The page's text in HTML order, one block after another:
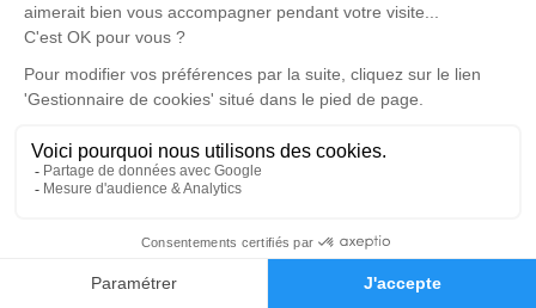
Faire-part Hommages
Un service de plantation d’arbre hommage est
disponible ici.
Je rends hommage
Cérémonie civile
Crématorium de Canet-en-Roussillon
196 Avenue de Perpignan